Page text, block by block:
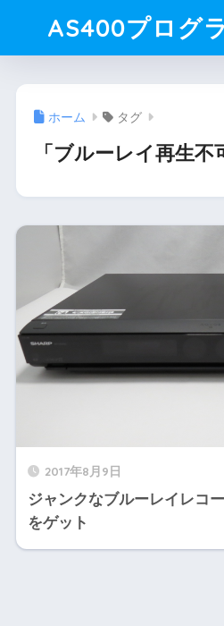
AS400プログ
ホーム タグ
「ブルーレイ再生
2017年8月9日
ジャンクなブルーレイレコ
をゲット